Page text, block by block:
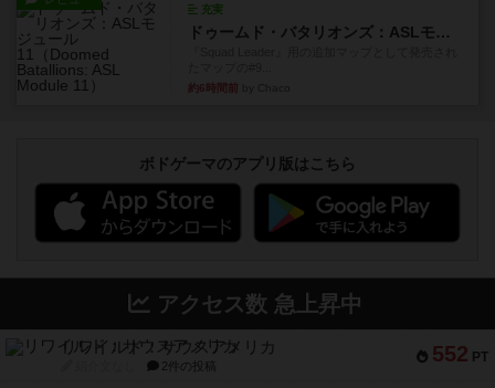
充実
ドゥームド・バタリオンズ：ASLモジュール11
約6時間前
ボドゲーマのアプリ版はこちら
アクセス数 急上昇中
552 PT
リワイルド：サウスアメリカ
2件の投稿